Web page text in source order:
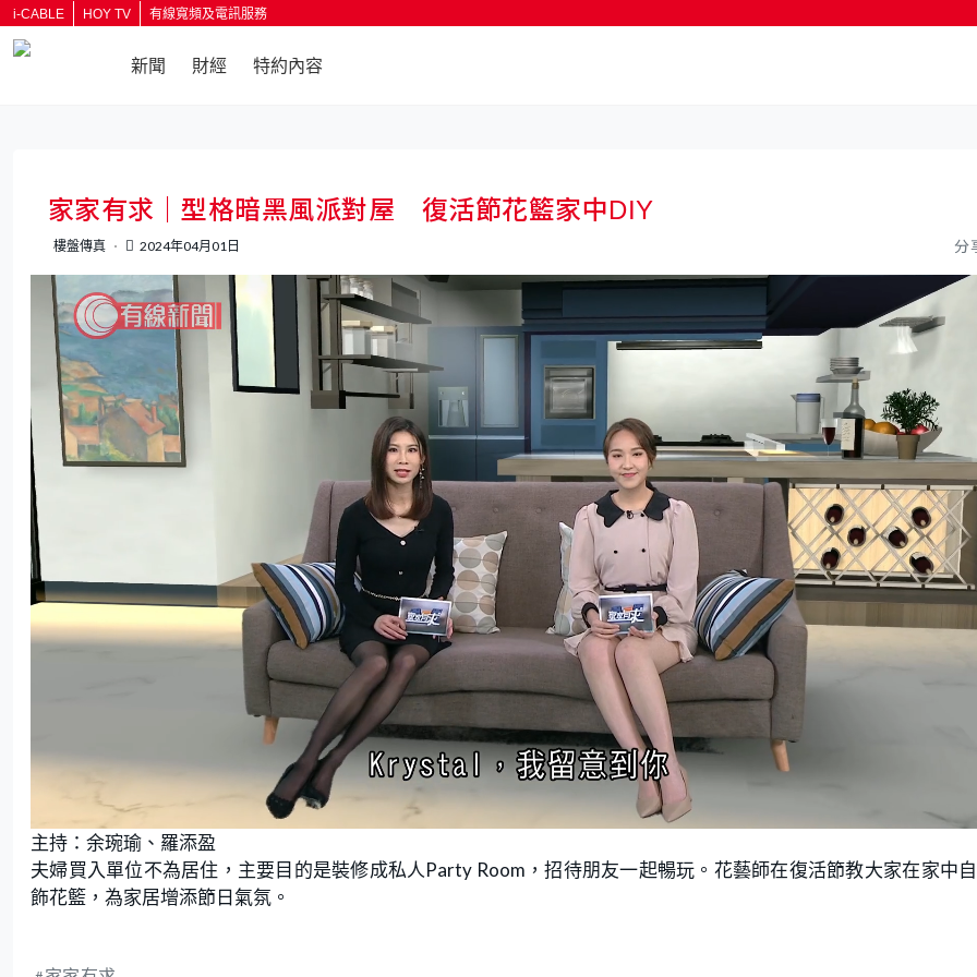
i-CABLE HOY TV 有線寬頻及電訊服務
新聞 財經 特約內容
家家有求｜型格暗黑風派對屋 復活節花籃家中DIY
樓盤傳真 2024年04月01日 分
n
m
u
t
e
a
d
e
d
:
2
.
主持：余琬瑜、羅添盈
夫婦買入單位不為居住，主要目的是裝修成私人Party Room，招待朋友一起暢玩。花藝師在復活節教大家在家中
飾花籃，為家居增添節日氣氛。